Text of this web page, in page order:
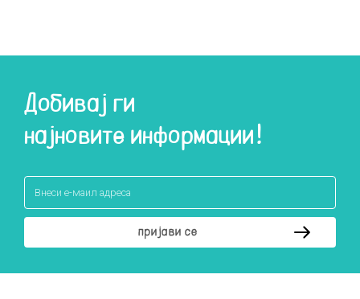
Добивај ги
најновите информации!